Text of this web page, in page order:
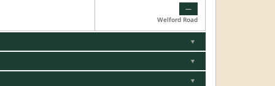
—
Welford Road
▼
▼
▼